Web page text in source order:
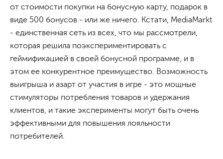
от стоимости покупки на бонусную карту, подарок в
виде 500 бонусов - или же ничего. Кстати, MediaMarkt
- единственная сеть из всех, что мы рассмотрели,
которая решила поэкспериментировать с
геймификацией в своей бонусной программе, и в
этом ее конкурентное преимущество. Возможность
выигрыша и азарт от участия в игре - это мощные
стимуляторы потребления товаров и удержания
клиентов, и такие эксперименты могут быть очень
эффективными для повышения лояльности
потребителей.